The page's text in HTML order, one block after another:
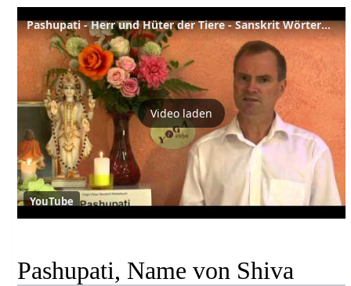
Pashupati - Herr und Hüter der Tiere - Sanskrit Wörterbuch
Video laden
YouTube
Pashupati, Name von Shiva